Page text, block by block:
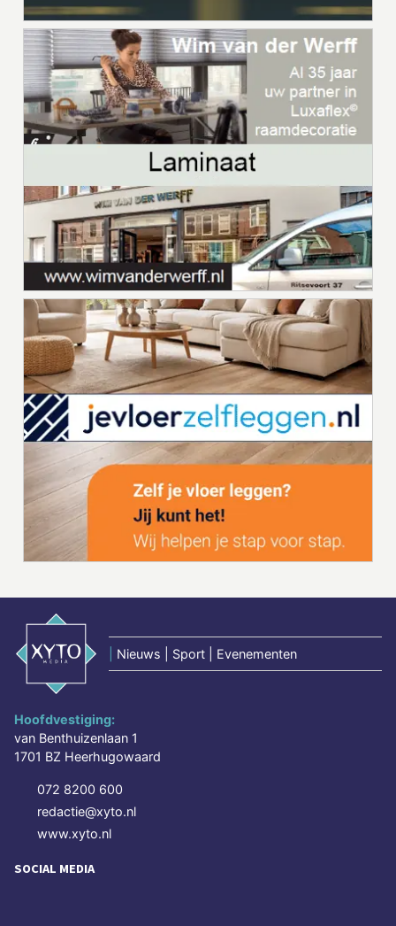
Nieuws | Sport | Evenementen
Hoofdvestiging:
van Benthuizenlaan 1
1701 BZ Heerhugowaard
072 8200 600
redactie@xyto.nl
www.xyto.nl
SOCIAL MEDIA